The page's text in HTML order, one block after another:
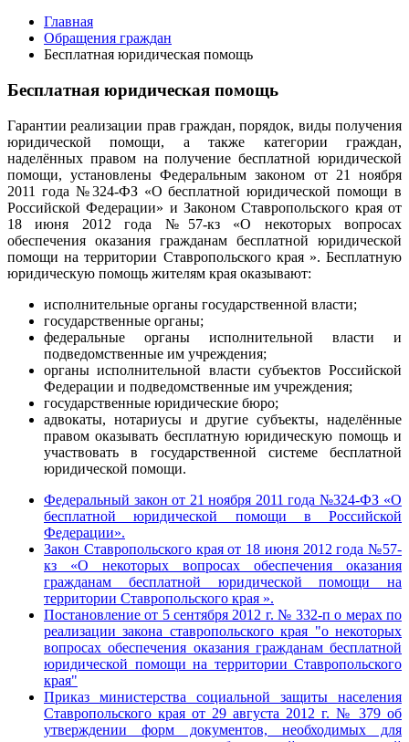
Главная
Обращения граждан
Бесплатная юридическая помощь
Бесплатная юридическая помощь
Гарантии реализации прав граждан, порядок, виды получения
юридической помощи, а также категории граждан,
наделённых правом на получение бесплатной юридической
помощи, установлены Федеральным законом от 21 ноября
2011 года №324-ФЗ «О бесплатной юридической помощи в
Российской Федерации» и Законом Ставропольского края от
18 июня 2012 года №57-кз «О некоторых вопросах
обеспечения оказания гражданам бесплатной юридической
помощи на территории Ставропольского края ». Бесплатную
юридическую помощь жителям края оказывают:
исполнительные органы государственной власти;
государственные органы;
федеральные органы исполнительной власти и
подведомственные им учреждения;
органы исполнительной власти субъектов Российской
Федерации и подведомственные им учреждения;
государственные юридические бюро;
адвокаты, нотариусы и другие субъекты, наделённые
правом оказывать бесплатную юридическую помощь и
участвовать в государственной системе бесплатной
юридической помощи.
Федеральный закон от 21 ноября 2011 года №324-ФЗ «О
бесплатной юридической помощи в Российской
Федерации».
Закон Ставропольского края от 18 июня 2012 года №57-
кз «О некоторых вопросах обеспечения оказания
гражданам бесплатной юридической помощи на
территории Ставропольского края ».
Постановление от 5 сентября 2012 г. № 332-п о мерах по
реализации закона ставропольского края "о некоторых
вопросах обеспечения оказания гражданам бесплатной
юридической помощи на территории Ставропольского
края"
Приказ министерства социальной защиты населения
Ставропольского края от 29 августа 2012 г. № 379 об
утверждении форм документов, необходимых для